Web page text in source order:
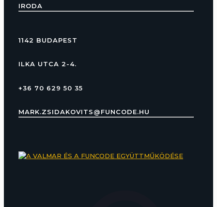
IRODA
1142 BUDAPEST
ILKA UTCA 2-4.
+36 70 629 50 35
MARK.ZSIDAKOVITS@FUNCODE.HU